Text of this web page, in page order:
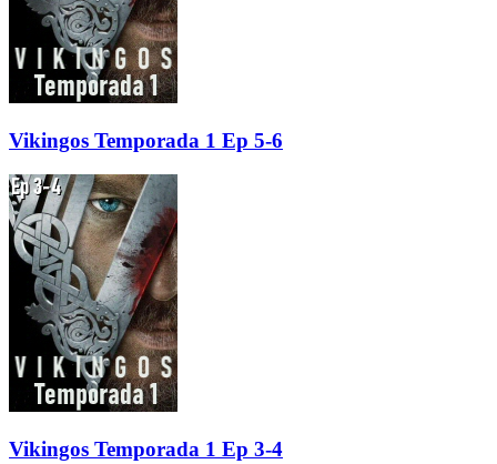
Vikingos Temporada 1 Ep 5-6
Vikingos Temporada 1 Ep 3-4